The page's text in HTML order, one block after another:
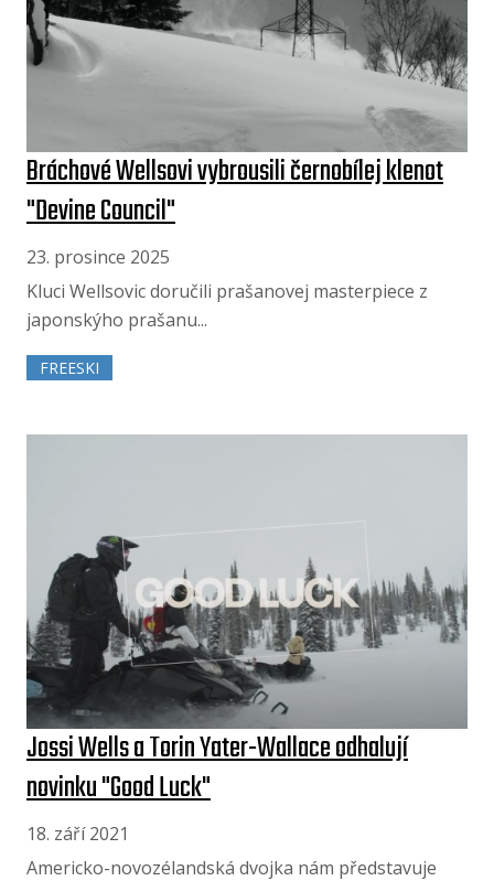
Bráchové Wellsovi vybrousili černobílej klenot
"Devine Council"
23. prosince 2025
Kluci Wellsovic doručili prašanovej masterpiece z
japonskýho prašanu...
FREESKI
Jossi Wells a Torin Yater-Wallace odhalují
novinku "Good Luck"
18. září 2021
Americko-novozélandská dvojka nám představuje